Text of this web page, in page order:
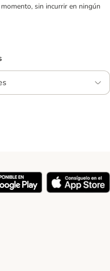
sin incurrir en ningún